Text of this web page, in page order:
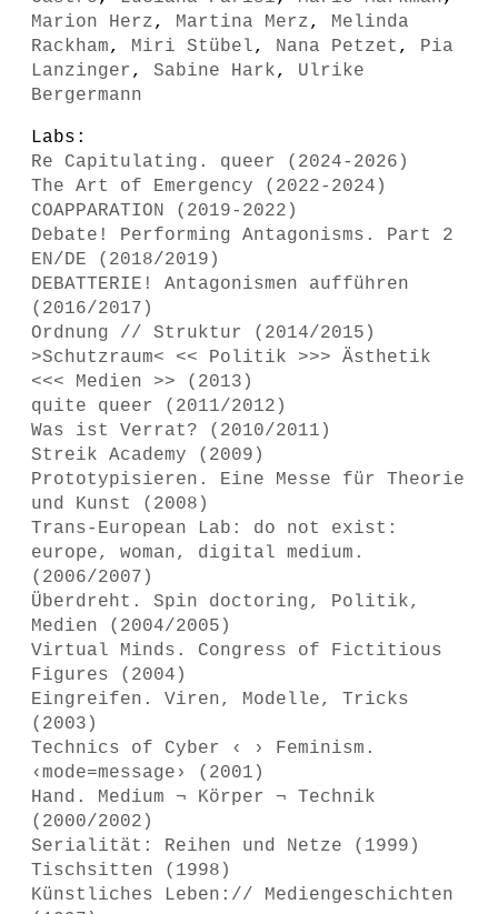
Marion Herz, Martina Merz, Melinda
Rackham, Miri Stübel, Nana Petzet , Pia
Lanzinger, Sabine Hark, Ulrike
Bergermann
Labs:
Re Capitulating. queer (2024-2026)
The Art of Emergency (2022-2024)
COAPPARATION (2019-2022)
Debate! Performing Antagonisms. Part 2
EN/DE (2018/2019)
DEBATTERIE! Antagonismen aufführen
(2016/2017)
Ordnung // Struktur (2014/2015)
>Schutzraum< << Politik >>> Ästhetik
<<< Medien >> (2013)
quite queer (2011/2012)
Was ist Verrat? (2010/2011)
Streik Academy (2009)
Prototypisieren. Eine Messe für Theorie
und Kunst (2008)
Trans-European Lab: do not exist:
europe, woman, digital medium.
(2006/2007)
Überdreht. Spin doctoring, Politik,
Medien (2004/2005)
Virtual Minds. Congress of Fictitious
Figures (2004)
Eingreifen. Viren, Modelle, Tricks
(2003)
Technics of Cyber ‹ › Feminism.
‹mode=message› (2001)
Hand. Medium ¬ Körper ¬ Technik
(2000/2002)
Serialität: Reihen und Netze (1999)
Tischsitten (1998)
Künstliches Leben:// Mediengeschichten